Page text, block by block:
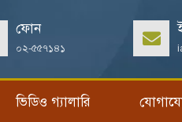
ফোন
০২-৫৫৭১৪১
ভিডিও গ্যালারি